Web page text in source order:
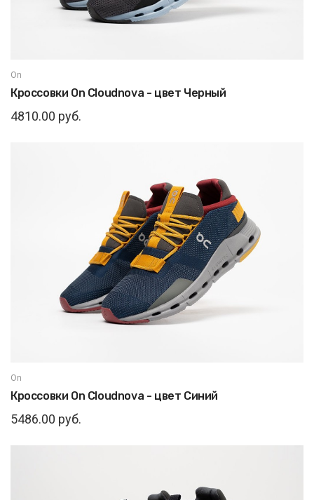
On
Кроссовки On Cloudnova - цвет Черный
4810.00 руб.
On
Кроссовки On Cloudnova - цвет Синий
5486.00 руб.